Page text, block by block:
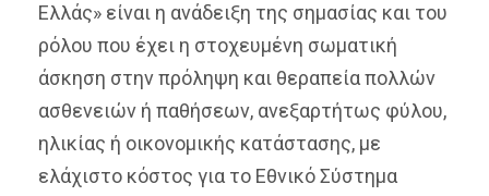
Ελλάς» είναι η ανάδειξη της σημασίας και του
ρόλου που έχει η στοχευμένη σωματική
άσκηση στην πρόληψη και θεραπεία πολλών
ασθενειών ή παθήσεων, ανεξαρτήτως φύλου,
ηλικίας ή οικονομικής κατάστασης, με
ελάχιστο κόστος για το Εθνικό Σύστημα